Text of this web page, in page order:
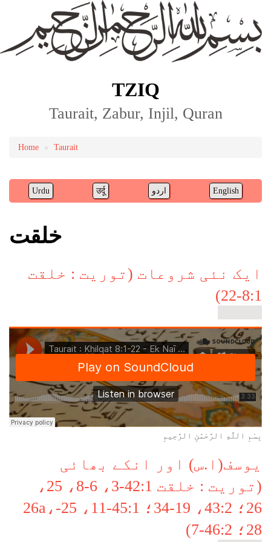
TZIQ
Taurait, Zabur, Injil, Quran
Breadcrumb
Home Taurait
Urdu उर्दू اردو English
خلقت
ایک نئی شروعات (توریت : خلقت
8:1-22)
شروعات
خلقت
8:1-
22)
بِسْمِ اللَّهِ الرَّحْمَٰنِ الرَّحِيمِ
یوسف(ا.س) اور انکے بھائی
(توریت : خلقت 42:1-3، 6-8، 25،
26؛ 43:2، 19-34؛ 45:1-11، 25-26a،
28؛ 46:2-7)